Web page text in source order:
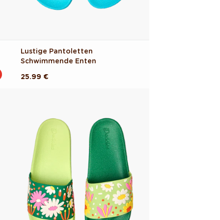
Lustige Pantoletten
Schwimmende Enten
Normaler
25.99 €